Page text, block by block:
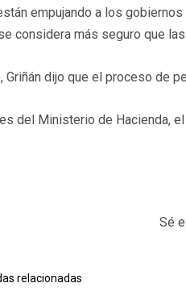
empujando a los
considera más seguro que
Griñán dijo que el proceso de
del Ministerio de Hacienda,
Sé
relacionadas